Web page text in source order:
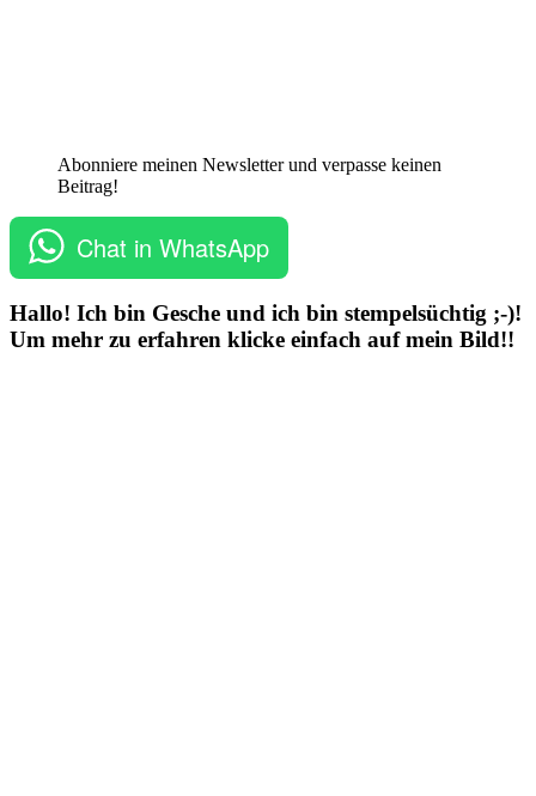
Abonniere meinen Newsletter und verpasse keinen
Beitrag!
Chat in WhatsApp
Hallo! Ich bin Gesche und ich bin stempelsüchtig ;-)!
Um mehr zu erfahren klicke einfach auf mein Bild!!